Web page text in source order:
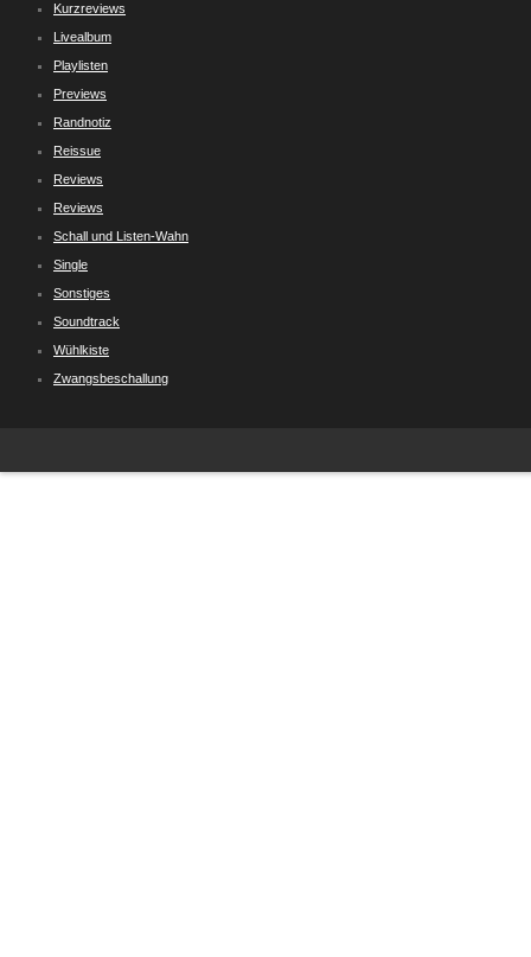
Kurzreviews
Livealbum
Playlisten
Previews
Randnotiz
Reissue
Reviews
Reviews
Schall und Listen-Wahn
Single
Sonstiges
Soundtrack
Wühlkiste
Zwangsbeschallung